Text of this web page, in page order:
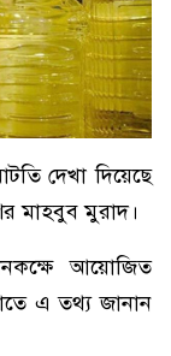
দেখা দিয়েছে
মাহবুব মুরাদ।
আয়োজিত
এ তথ্য জানান